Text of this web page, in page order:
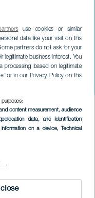
use cookies or similar
data like your visit on this
partners do not ask for your
legitimate business interest. You
based on legitimate
or in our Privacy Policy on this
purposes:
content measurement, audience
data, and identification
on a device, Technical
→